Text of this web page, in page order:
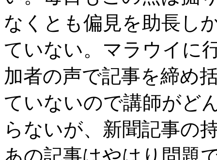
なくとも偏見を助長し
ていない。マラウイに
加者の声で記事を締め
ていないので講師がど
らないが、新聞記事の